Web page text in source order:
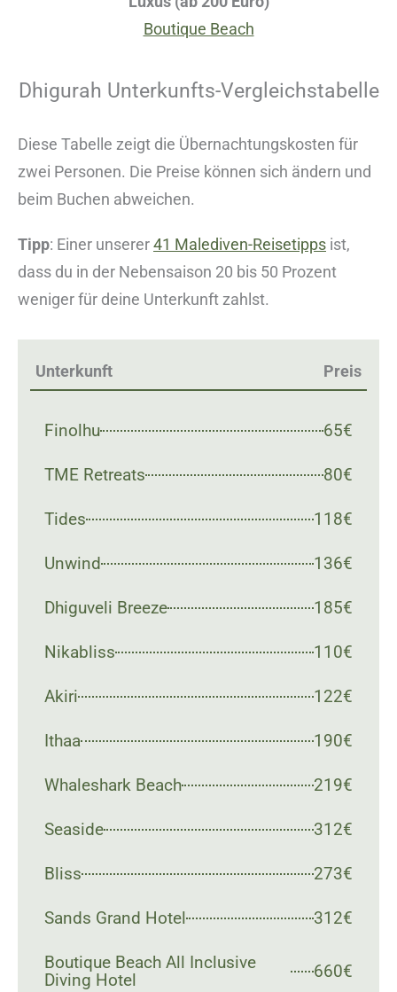
Boutique Beach
Dhigurah Unterkunfts-Vergleichstabelle
Diese Tabelle zeigt die Übernachtungskosten für
zwei Personen. Die Preise können sich ändern und
beim Buchen abweichen.
Tipp: Einer unserer41 Malediven-Reisetipps ist,
dass du in der Nebensaison 20 bis 50 Prozent
weniger für deine Unterkunft zahlst.
Unterkunft Preis
Finolhu 65€
TME Retreats 80€
Tides 118€
Unwind 136€
Dhiguveli Breeze 185€
Nikabliss 110€
Akiri 122€
Ithaa 190€
Whaleshark Beach 219€
Seaside 312€
Bliss 273€
Sands Grand Hotel 312€
Boutique Beach All Inclusive
Diving Hotel
660€